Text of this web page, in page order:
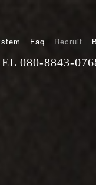
Faq Recruit
080-8843-